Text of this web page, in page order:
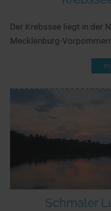
Der Krebssee liegt in der
Mecklenburg-
Schmaler